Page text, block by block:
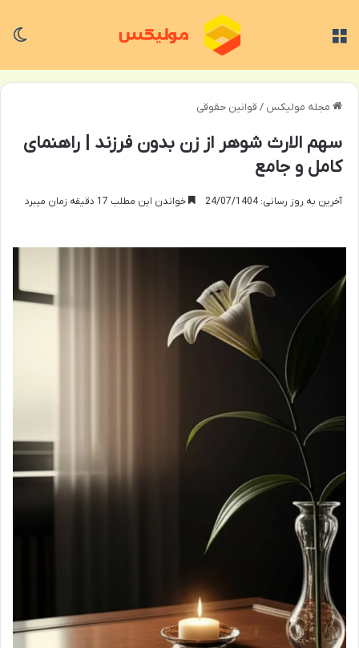
مجله مولیکس / قوانین حقوقی
سهم الارث شوهر از زن بدون فرزند | راهنمای
کامل و جامع
آخرین به روز رسانی: 24/07/1404 خواندن این مطلب 17 دقیقه زمان میبرد